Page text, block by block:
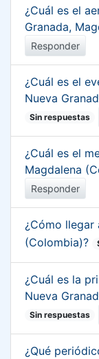
¿Cuál es el
Granada,
Responder
¿Cuál es el
Nueva
Sin respuestas
¿Cuál es el
Magdalena
Responder
¿Cómo llegar
(Colombia)?
¿Cuál es la
Nueva
Sin respuestas
¿Qué